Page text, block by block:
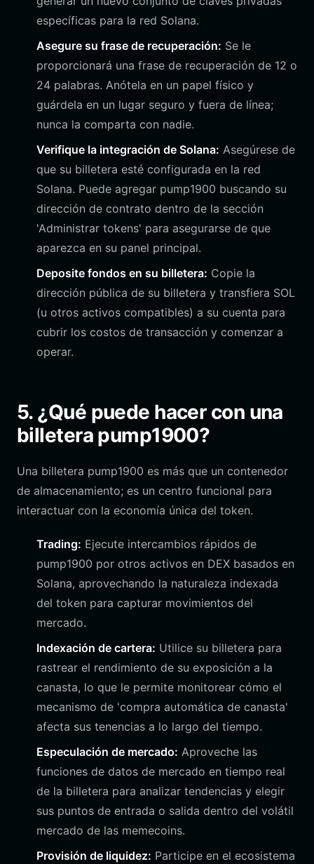
específicas para la red Solana.
Asegure su frase de recuperación: Se le
proporcionará una frase de recuperación de 12 o
24 palabras. Anótela en un papel físico y
guárdela en un lugar seguro y fuera de línea;
nunca la comparta con nadie.
Verifique la integración de Solana: Asegúrese de
que su billetera esté configurada en la red
Solana. Puede agregar pump1900 buscando su
dirección de contrato dentro de la sección
'Administrar tokens' para asegurarse de que
aparezca en su panel principal.
Deposite fondos en su billetera: Copie la
dirección pública de su billetera y transfiera SOL
(u otros activos compatibles) a su cuenta para
cubrir los costos de transacción y comenzar a
operar.
5. ¿Qué puede hacer con una
billetera pump1900?
Una billetera pump1900 es más que un contenedor
de almacenamiento; es un centro funcional para
interactuar con la economía única del token.
Trading: Ejecute intercambios rápidos de
pump1900 por otros activos en DEX basados en
Solana, aprovechando la naturaleza indexada
del token para capturar movimientos del
mercado.
Indexación de cartera: Utilice su billetera para
rastrear el rendimiento de su exposición a la
canasta, lo que le permite monitorear cómo el
mecanismo de 'compra automática de canasta'
afecta sus tenencias a lo largo del tiempo.
Especulación de mercado: Aproveche las
funciones de datos de mercado en tiempo real
de la billetera para analizar tendencias y elegir
sus puntos de entrada o salida dentro del volátil
mercado de las memecoins.
Provisión de liquidez: Participe en el ecosistema